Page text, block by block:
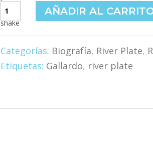
eterno
cantidad
AÑADIR AL
Categorías: Biografía, River Plate,
Etiquetas: Gallardo, river plate